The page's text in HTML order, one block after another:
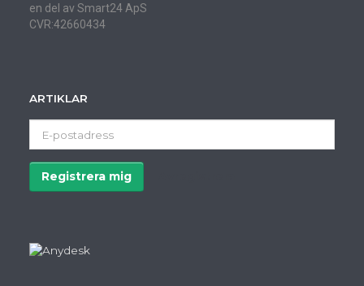
en del av Smart24 ApS
CVR:42660434
ARTIKLAR
postadress
Registrera mig